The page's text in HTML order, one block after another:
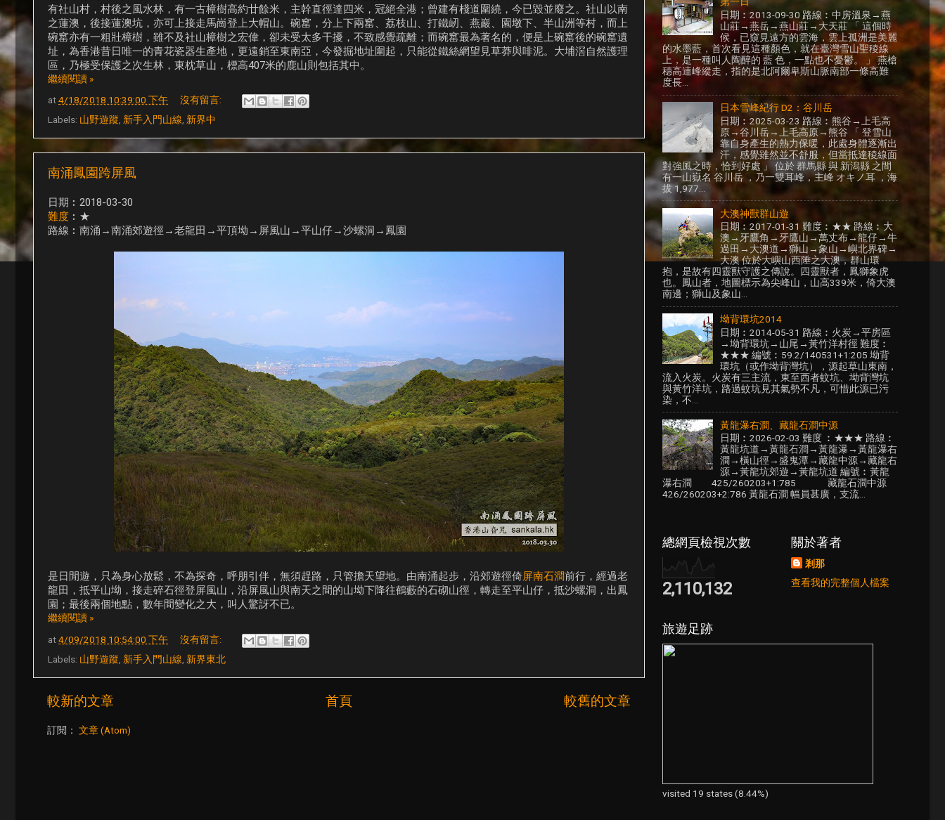
有社山村，村後之風水林，有一古樟樹高約廿餘米，主幹直徑達四米，冠絕全港；曾建有棧道圍繞，今已毀並廢之。社山以南
之蓮澳，後接蓮澳坑，亦可上接走馬崗登上大帽山。碗窰，分上下兩窰、荔枝山、打鐵屻、燕巖、園墩下、半山洲等村，而上
碗窰亦有一粗壯樟樹，雖不及社山樟樹之宏偉，卻未受太多干擾，不致感覺疏離；而碗窰最為著名的，便是上碗窰後的碗窰遺
址，為香港昔日唯一的青花瓷器生產地，更遠銷至東南亞，今發掘地址圍起，只能從鐵絲網望見草莽與啡泥。大埔滘自然護理
區，乃極受保護之次生林，東枕草山，標高407米的鹿山則包括其中。
繼續閱讀 »
at4/18/2018 10:39:00 下午
沒有留言:
Labels: 山野遊蹤 新手入門山線 新界中
南涌鳳園跨屏風
日期︰2018-03-30
難度 ︰★
路線︰南涌→南涌郊遊徑→老龍田→平頂坳→屏風山→平山仔→沙螺洞→鳳園
是日閒遊，只為身心放鬆，不為探奇，呼朋引伴，無須趕路，只管擔天望地。由南涌起步，沿郊遊徑倚屏南石澗前行，經過老
龍田，抵平山坳，接走碎石徑登屏風山，沿屏風山與南天之間的山坳下降往鶴藪的石砌山徑，轉走至平山仔，抵沙螺洞，出鳳
園；最後兩個地點，數年間變化之大，叫人驚訝不已。
繼續閱讀 »
at4/09/2018 10:54:00 下午
沒有留言:
Labels: 山野遊蹤 新手入門山線 新界東北
較新的文章 較舊的文章
首頁
訂閱： 文章 (Atom)
日期︰2013-09-30 路線︰中房溫泉→燕
山莊→燕岳→燕山莊→大天莊 「 這個時
候，已窺見遠方的雲海，雲上孤洲是美麗
的水墨藍，首次看見這種顏色，就在臺灣雪山聖稜線
上，是一種叫人陶醉的 藍 色，一點也不憂鬱。 」 燕槍
穗高連峰縱走，指的是北阿爾卑斯山脈南部一條高難
度長...
日本雪峰紀行 D2：谷川岳
日期︰2025-03-23 路線︰熊谷→上毛高
原→谷川岳→上毛高原→熊谷 「 登雪山
靠自身產生的熱力保暖，此處身體逐漸出
汗，感覺雖然並不舒服，但當抵達稜線面
對強風之時，恰到好處 」 位於 群馬縣 與 新潟縣 之間
有一山嶽名 谷川岳 ，乃一雙耳峰，主峰 オキノ耳 ，海
拔 1,977...
大澳神獸群山遊
日期︰2017-01-31 難度︰★★ 路線︰大
澳→牙鷹角→牙鷹山→萬丈布→龍仔→牛
過田→大澳道→獅山→象山→嶼北界碑→
大澳 位於大嶼山西陲之大澳，群山環
抱，是故有四靈獸守護之傳說。四靈獸者，鳳獅象虎
也。鳳山者，地圖標示為尖峰山，山高339米，倚大澳
南邊；獅山及象山...
坳背環坑2014
日期︰2014-05-31 路線︰火炭→平房區
→坳背環坑→山尾→黃竹洋村徑 難度︰
★★★ 編號︰59.2/140531+1:205 坳背
環坑（或作坳背灣坑），源起草山東南，
流入火炭。火炭有三主流，東至西者蚊坑、坳背灣坑
與黃竹洋坑，路過蚊坑見其氣勢不凡，可惜此源已污
染，不...
黃龍瀑右澗、藏龍石澗中源
日期︰2026-02-03 難度 ︰★★★ 路線︰
黃龍坑道→黃龍石澗→黃龍瀑→黃龍瀑右
澗→橫山徑→盛鬼潭→藏龍中源→藏龍右
源→黃龍坑郊遊→黃龍坑道 編號︰黃龍
瀑右澗 425/260203+1:785 藏龍石澗中源
426/260203+2:786 黃龍石澗 幅員甚廣，支流...
總網頁檢視次數
2,110,132
關於著者
剎那
查看我的完整個人檔案
旅遊足跡
visited 19 states (8.44%)